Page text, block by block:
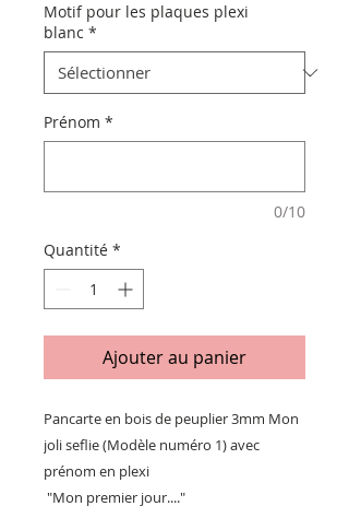
Motif pour les plaques plexi
blanc *
Prénom *
0/10
Quantité *
Ajouter au panier
Pancarte en bois de peuplier 3mm Mon
joli seflie (Modèle numéro 1) avec
prénom en plexi
"Mon premier jour...."